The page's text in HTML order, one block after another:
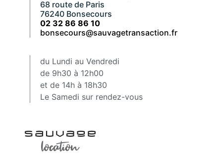
68 route de Paris
76240 Bonsecours
02 32 86 86 10
bonsecours@sauvagetransaction.fr
du Lundi au Vendredi
de 9h30 à 12h00
et de 14h à 18h30
Le Samedi sur rendez-vous